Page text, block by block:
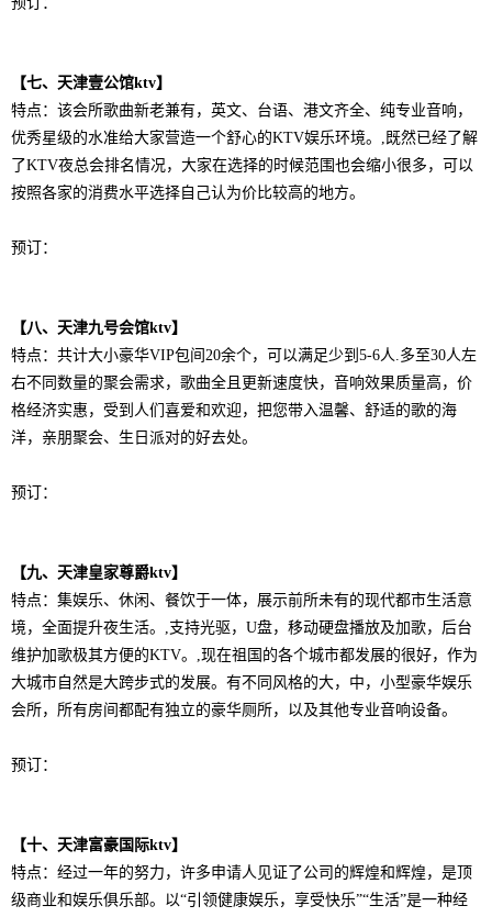
【七、天津壹公馆ktv】
特点： 该会所歌曲新老兼有，英文、台语、港文齐全、纯专业音响，
优秀星级的水准给大家营造一个舒心的KTV娱乐环境。,既然已经了解
了KTV夜总会排名情况，大家在选择的时候范围也会缩小很多，可以
按照各家的消费水平选择自己认为价比较高的地方。
预订：
【八、天津九号会馆ktv】
特点： 共计大小豪华VIP包间20余个，可以满足少到5-6人.多至30人左
右不同数量的聚会需求，歌曲全且更新速度快，音响效果质量高，价
格经济实惠，受到人们喜爱和欢迎，把您带入温馨、舒适的歌的海
洋，亲朋聚会、生日派对的好去处。
预订：
【九、天津皇家尊爵ktv】
特点： 集娱乐、休闲、餐饮于一体，展示前所未有的现代都市生活意
境，全面提升夜生活。,支持光驱，U盘，移动硬盘播放及加歌，后台
维护加歌极其方便的KTV。,现在祖国的各个城市都发展的很好，作为
大城市自然是大跨步式的发展。 有不同风格的大，中，小型豪华娱乐
会所，所有房间都配有独立的豪华厕所，以及其他专业音响设备。
预订：
【十、天津富豪国际ktv】
特点： 经过一年的努力，许多申请人见证了公司的辉煌和辉煌，是顶
级商业和娱乐俱乐部。 以“引领健康娱乐，享受快乐”“生活”是一种经